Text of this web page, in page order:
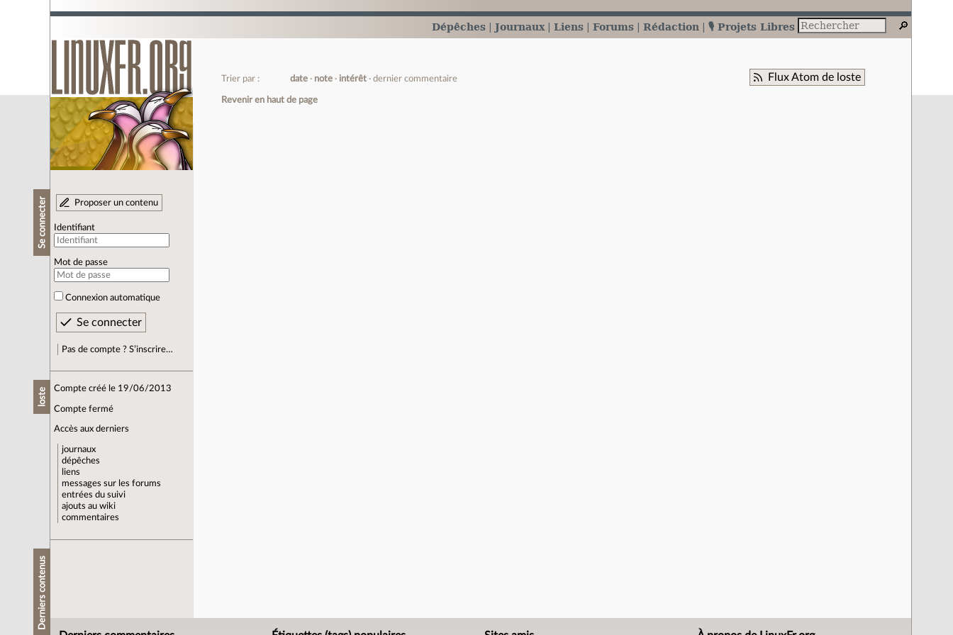
Dépêches Journaux Liens Forums Rédaction 🎙️ Projets Libres
Se connecter Proposer un contenu
Identifiant
Mot de passe
Connexion automatique
Pas de compte ? S’inscrire…
loste Compte créé le 19/06/2013
Compte fermé
Accès aux derniers
journaux
dépêches
liens
messages sur les forums
entrées du suivi
ajouts au wiki
commentaires
Derniers contenus
Flux Atom de loste
Trier par : date note intérêt dernier commentaire
Revenir en haut de page